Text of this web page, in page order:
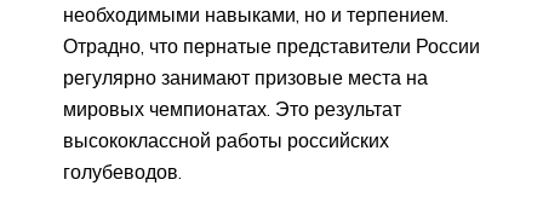
необходимыми навыками, но и терпением.
Отрадно, что пернатые представители России
регулярно занимают призовые места на
мировых чемпионатах. Это результат
высококлассной работы российских
голубеводов.